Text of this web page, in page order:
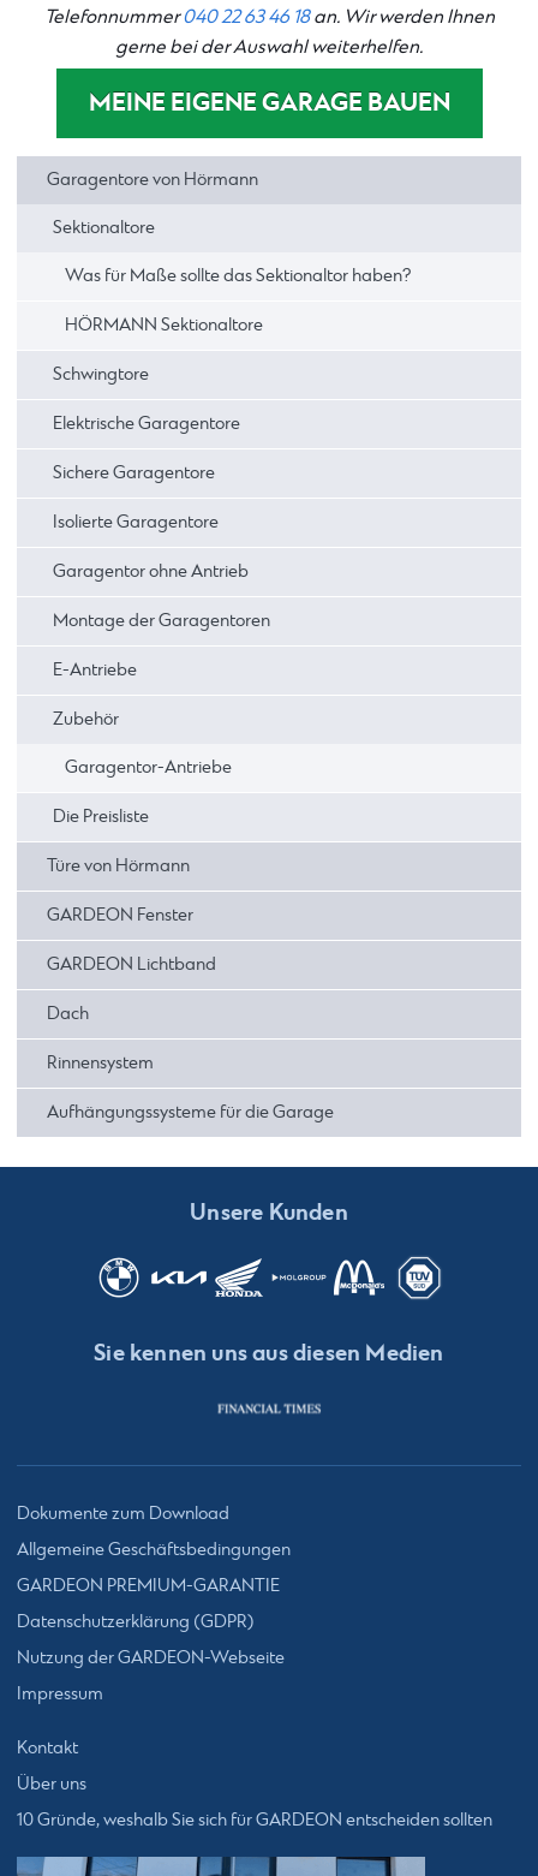
Telefonnummer040 22 63 46 18an. Wir werden Ihnen
gerne bei der Auswahl weiterhelfen.
MEINE EIGENE GARAGE BAUEN
Garagentore von Hörmann
Sektionaltore
Was für Maße sollte das Sektionaltor haben?
HÖRMANN Sektionaltore
Schwingtore
Elektrische Garagentore
Sichere Garagentore
Isolierte Garagentore
Garagentor ohne Antrieb
Montage der Garagentoren
E-Antriebe
Zubehör
Garagentor-Antriebe
Die Preisliste
Türe von Hörmann
GARDEON Fenster
GARDEON Lichtband
Dach
Rinnensystem
Aufhängungssysteme für die Garage
Unsere Kunden
Sie kennen uns aus diesen Medien
Dokumente zum Download
Allgemeine Geschäftsbedingungen
GARDEON PREMIUM-GARANTIE
Datenschutzerklärung (GDPR)
Nutzung der GARDEON-Webseite
Impressum
Kontakt
Über uns
10 Gründe, weshalb Sie sich für GARDEON entscheiden sollten